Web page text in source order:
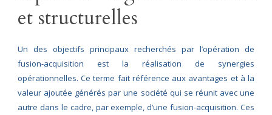
et structurelles
Un des objectifs principaux recherchés par l’opération de
fusion-acquisition est la réalisation de synergies
opérationnelles. Ce terme fait référence aux avantages et à la
valeur ajoutée générés par une société qui se réunit avec une
autre dans le cadre, par exemple, d’une fusion-acquisition. Ces